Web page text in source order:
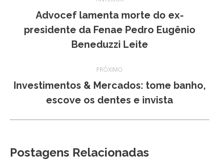
post:
Post
anterior:
Advocef lamenta morte do ex-
presidente da Fenae Pedro Eugênio
Beneduzzi Leite
PRÓXIMO
Próximo
post:
Investimentos & Mercados: tome banho,
escove os dentes e invista
Postagens Relacionadas